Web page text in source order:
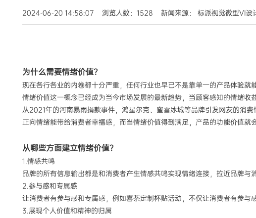
2024-06-20 14:58:07 浏览人数：1528 新闻来源： 标派视觉微型VI设
为什么需要情绪价值？
现在各行各业的内卷都十分严重，任何行业也早已不是靠单一的产品体验就
情绪价值这一概念已经成为当今市场发展的最新趋势， 当顾客感知的情绪收
从2021年的河南暴雨捐款事件，鸿星尔克、蜜雪冰城等品牌引发网友的消
正向情绪能带给消费者幸福感，而当情绪价值得到满足，产品的功能价值就
从哪些方面建立情绪价值？
1.情感共鸣
品牌的所有信息输出都是和消费者产生情感共鸣实现情绪连接，拉近品牌与
2.参与感和专属感
让消费者有参与感和专属感，例如喜茶定制杯贴活动，不仅让消费者有参与
3.展现个人价值和精神的归属